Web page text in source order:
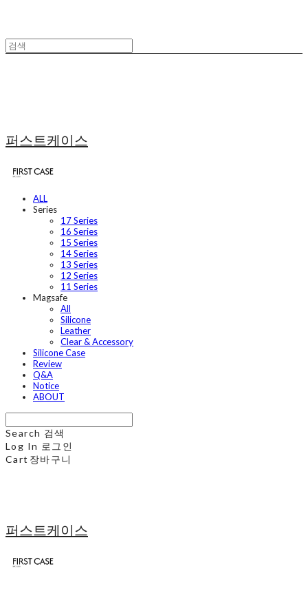
퍼스트케이스
ALL
Series
17 Series
16 Series
15 Series
14 Series
13 Series
12 Series
11 Series
Magsafe
All
Silicone
Leather
Clear & Accessory
Silicone Case
Review
Q&A
Notice
ABOUT
Search 검색
Log In 로그인
Cart 장바구니
퍼스트케이스